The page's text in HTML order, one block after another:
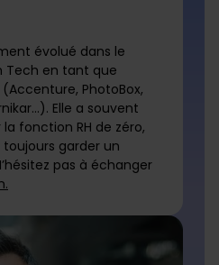
évolué dans le
Tech en tant que
PhotoBox,
Elle a souvent
fonction RH de zéro,
garder un
pas à échanger